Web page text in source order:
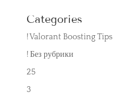
Categories
! Valorant Boosting Tips
! Без рубрики
25
3